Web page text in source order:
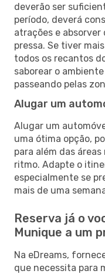
deverão ser
período, deverá
atrações e absorver
pressa. Se tiver
todos os recantos
saborear o
passeando pelas
Alugar um
Alugar um
uma ótima opção,
para além das
ritmo. Adapte o
especialmente se
mais de uma
Reserva já o
Munique a um
Na eDreams,
que necessita para